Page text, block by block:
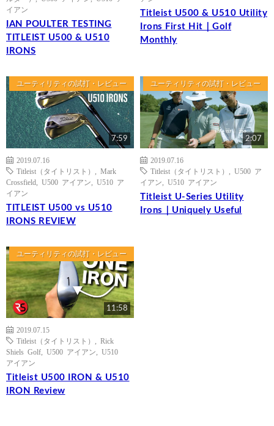
イアン
IAN POULTER TESTING
TITLEIST U500 & U510
IRONS
Titleist U500 & U510 Utility
Irons First Hit｜Golf
Monthly
ユーティリティの試打・レビュー
7:59
2019.07.16
Titleist（タイトリスト）
Mark
Crossfield
U500 アイアン
U510 ア
イアン
TITLEIST U500 vs U510
IRONS REVIEW
ユーティリティの試打・レビュー
2:07
2019.07.16
Titleist（タイトリスト）
U500 ア
イアン
U510 アイアン
Titleist U-Series Utility
Irons｜Uniquely Useful
ユーティリティの試打・レビュー
11:58
2019.07.15
Titleist（タイトリスト）
Rick
Shiels Golf
U500 アイアン
U510
アイアン
Titleist U500 IRON & U510
IRON Review